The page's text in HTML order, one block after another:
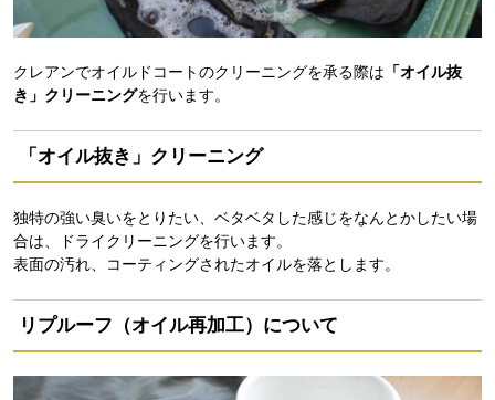
クレアンでオイルドコートのクリーニングを承る際は 「オイル抜
き」クリーニングを行います。
「オイル抜き」クリーニング
独特の強い臭いをとりたい、ベタベタした感じをなんとかしたい場
合は、ドライクリーニングを行います。
表面の汚れ、コーティングされたオイルを落とします。
リプルーフ（オイル再加工）について